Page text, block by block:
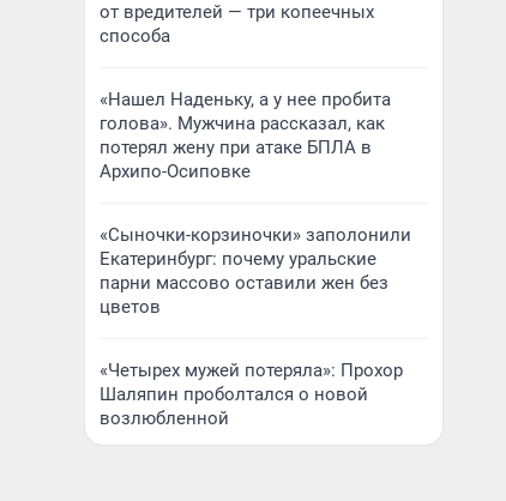
от вредителей — три копеечных
способа
«Нашел Наденьку, а у нее пробита
голова». Мужчина рассказал, как
потерял жену при атаке БПЛА в
Архипо-Осиповке
«Сыночки-корзиночки» заполонили
Екатеринбург: почему уральские
парни массово оставили жен без
цветов
«Четырех мужей потеряла»: Прохор
Шаляпин проболтался о новой
возлюбленной